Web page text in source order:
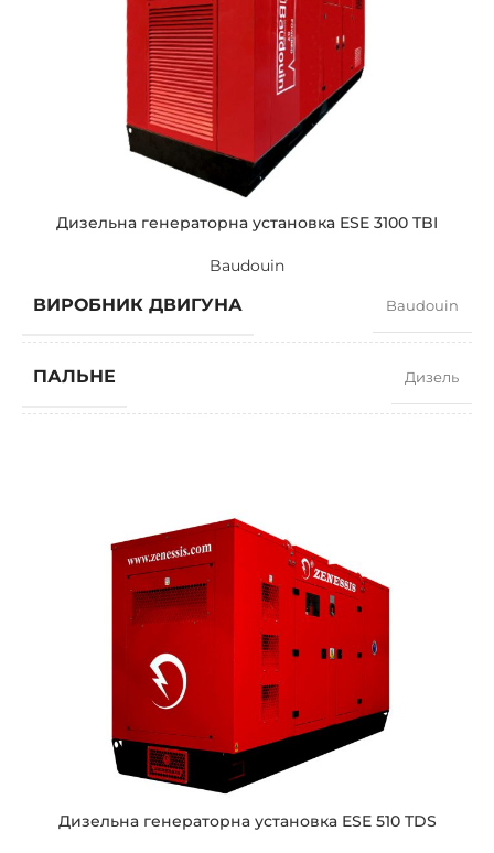
Дизельна генераторна установка ESE 3100 TBI
Baudouin
ВИРОБНИК ДВИГУНА Baudouin
ПАЛЬНЕ Дизель
СИЛА СТРУМУ
СТАНДАРТНА НАПРУГА
ПОТУЖНІСТЬ (КВА) 3100 / 2790
Дизельна генераторна установка ESE 510 TDS